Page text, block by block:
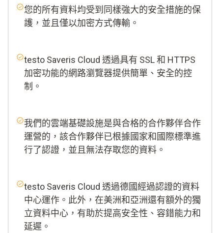
您的所有資料均受到同樣強大的安全措施的保
護，並且僅以加密方式傳輸。
testo Saveris Cloud 透過具有 SSL 和 HTTPS
加密功能的網路瀏覽器提供簡單、安全的控
制。
我們的雲端基礎設施是與合格的合作夥伴合作
運營的，該合作夥伴已根據國家和國際標準進
行了認證，並且無法存取您的資料。
testo Saveris Cloud 透過德國經過認證的資料
中心運作。此外，在美洲和亞洲還有額外的獨
立資料中心，有助於提高安全性、容錯能力和
延遲。